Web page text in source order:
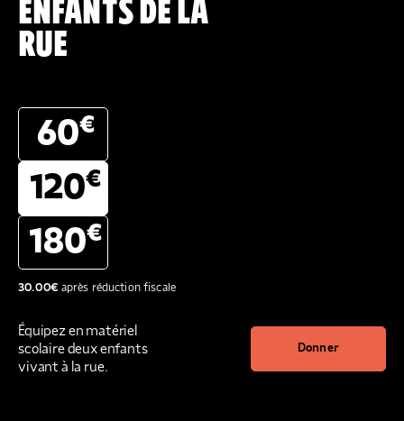
ENFANTS DE LA
RUE
60€
120€
180€
30.00€après réduction fiscale
Équipez en matériel
scolaire deux enfants
vivant à la rue.
Donner